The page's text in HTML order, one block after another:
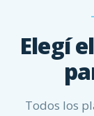
Elegí
Todos los